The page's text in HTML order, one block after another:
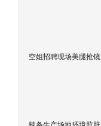
空姐招聘现场美腿抢镜